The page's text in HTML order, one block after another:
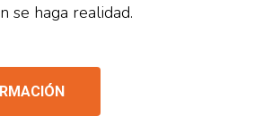
se haga realidad.